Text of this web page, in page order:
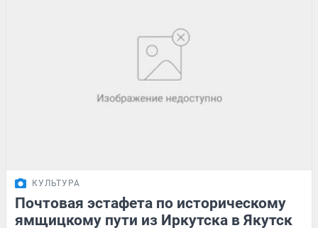
КУЛЬТУРА
Почтовая эстафета по историческому
ямщицкому пути из Иркутска в Якутск